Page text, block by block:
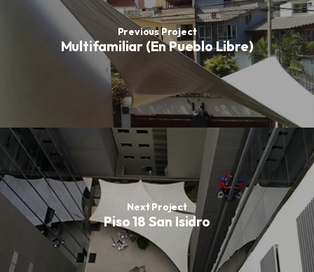
Previous Project
Multifamiliar (En Pueblo Libre)
Next Project
Piso 18 San Isidro